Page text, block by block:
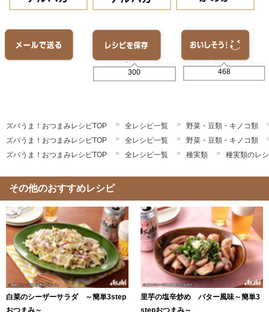
300 468
ズバうま！おつまみレシピTOP 全レシピ一覧
野菜・豆類・キノコ類
ズバうま！おつまみレシピTOP
全レシピ一覧
野菜・豆類・キノコ類
ズバうま！おつまみレシピTOP
全レシピ一覧 種実類 種実類のレ
その他のおすすめレシピ
白菜のシーザーサラダ ～簡単3step
おつまみ～
里芋の塩辛炒め バター風味～簡単3
stepおつまみ～